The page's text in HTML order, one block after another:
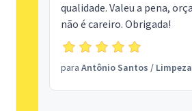
qualidade. Valeu a pena,
não é careiro. Obrigada!
para Antônio Santos /